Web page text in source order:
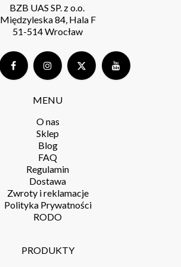
MENU
O nas
Sklep
Blog
FAQ
Regulamin
Dostawa
Zwroty i reklamacje
Polityka Prywatności
RODO
PRODUKTY
BZB UAS SP. z o.o.
Międzyleska 84, Hala F
51-514 Wrocław